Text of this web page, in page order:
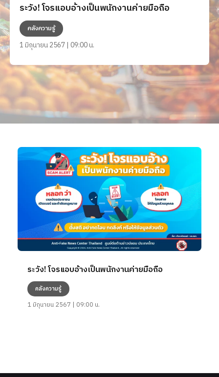
ระวัง! โจรแอบอ้างเป็นพนักงานค่ายมือถือ
คลังความรู้
1 มิถุนายน 2567 | 09:00 น.
ระวัง! โจรแอบอ้างเป็นพนักงานค่ายมือถือ
คลังความรู้
1 มิถุนายน 2567 | 09:00 น.